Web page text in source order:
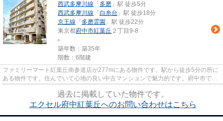
西武多摩川線 「 多磨 」駅 徒歩5分
西武多摩川線 「 白糸台 」駅 徒歩18分
京王線 「 多磨霊園 」駅 徒歩22分
東京都府中市紅葉丘 ２丁目9-8
-
築年数：築35年
階数：6階建
ファミリーマート紅葉丘南参道店が277mにある物件です。駅から徒歩5分の所に
ある物件です。住んでいて心地の良い中古マンションで魅力的です。府中市での
過去に掲載していた物件です。
エクセル府中紅葉丘へのお問い合わせはこちら